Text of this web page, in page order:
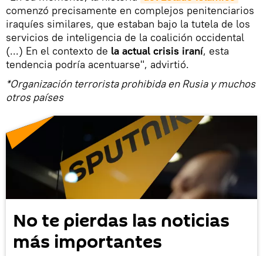
comenzó precisamente en complejos penitenciarios
iraquíes similares, que estaban bajo la tutela de los
servicios de inteligencia de la coalición occidental
(...) En el contexto de la actual crisis iraní, esta
tendencia podría acentuarse", advirtió.
*Organización terrorista prohibida en Rusia y muchos
otros países
No te pierdas las noticias
más importantes